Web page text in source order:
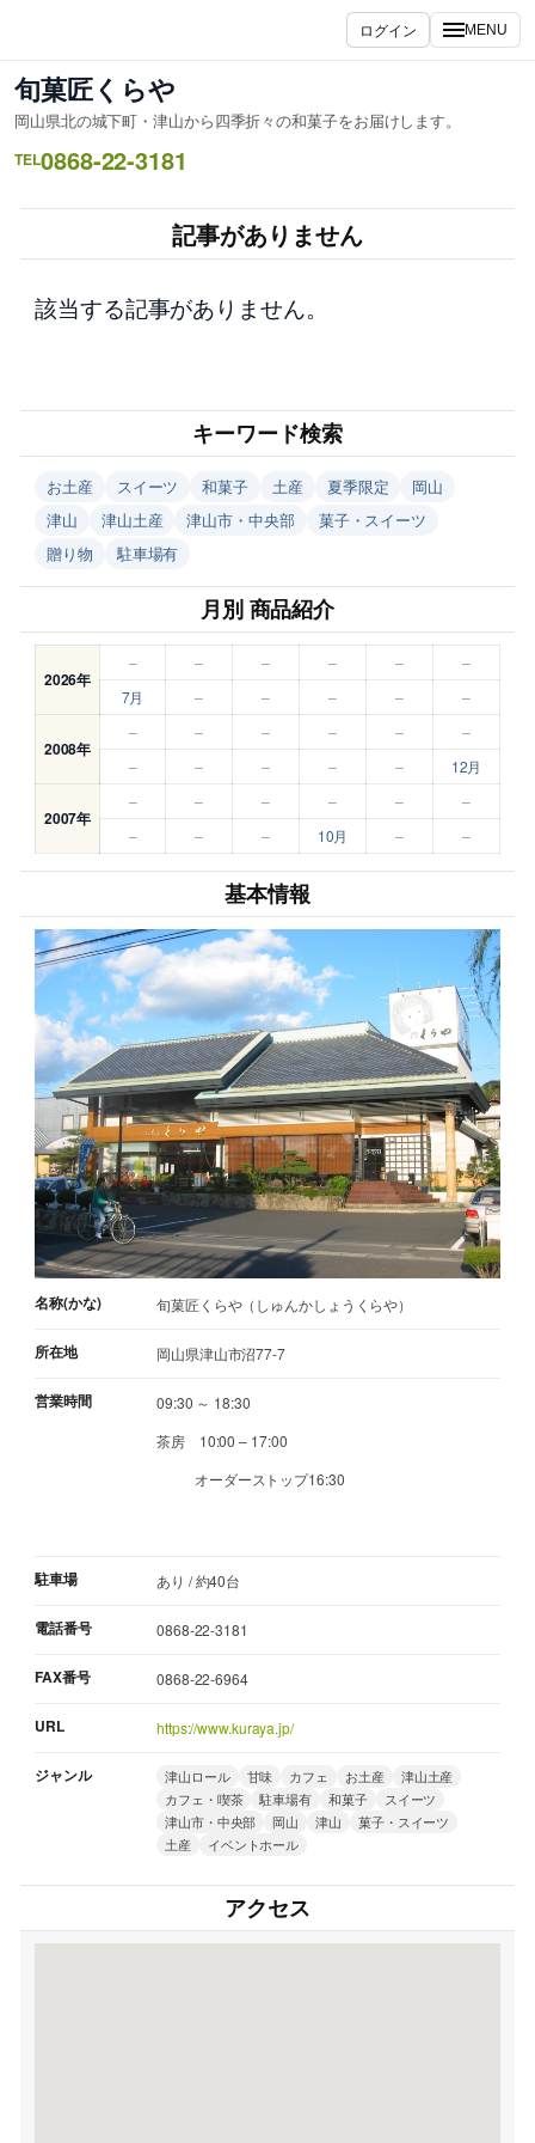
を
ス
キ
ッ
ログイン MENU
旬菓匠くらや
岡山県北の城下町・津山から四季折々の和菓子をお届けします。
TEL0868-22-3181
記事がありません
該当する記事がありません。
キーワード検索
お土産 スイーツ 和菓子 土産 夏季限定
岡山
津山
津山土産 津山市・中央部
菓子・スイーツ
贈り物
駐車場有
月別 商品紹介
2026年
– – – – –
–
7月
– – – – –
2008年
– – – – –
–
–
– – – – 12月
2007年
– – – – –
–
–
– – 10月 – –
基本情報
名称(かな) 旬菓匠くらや（しゅんかしょうくらや）
所在地 岡山県津山市沼77-7
営業時間
09:30 ～ 18:30
茶房 10:00 – 17:00
オーダーストップ16:30
駐車場 あり / 約40台
電話番号 0868-22-3181
FAX番号 0868-22-6964
URL https://www.kuraya.jp/
ジャンル 津山ロール 甘味 カフェ お土産
津山土産
カフェ・喫茶
駐車場有 和菓子
スイーツ
津山市・中央部
岡山 津山
菓子・スイーツ
土産
イベントホール
アクセス